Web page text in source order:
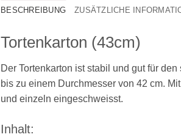
BESCHREIBUNG ZUSÄTZLICHE
Tortenkarton (43cm)
Der Tortenkarton ist stabil und gut für
bis zu einem Durchmesser von 42 cm.
und einzeln eingeschweisst.
Inhalt: